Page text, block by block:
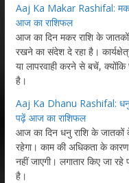
Aaj Ka Makar Rashifal: मकर
आज का राशिफल
आज का दिन मकर राशि के
रखने का संदेश दे रहा है।
या लापरवाही करने से बचें,
है।
Aaj Ka Dhanu Rashifal: धनु
पढ़ें आज का राशिफल
आज का दिन धनु राशि के जातकों
रहेगा। काम की अधिकता के
नहीं जाएगी। लगातार किए जा रहे
है।